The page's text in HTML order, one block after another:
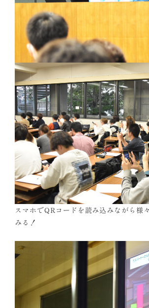
スマホでQRコードを読み込みながら様
みる！